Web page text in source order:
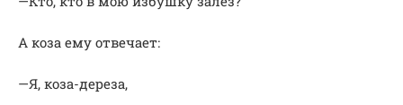
А коза ему отвечает:
—Я, коза-дереза,